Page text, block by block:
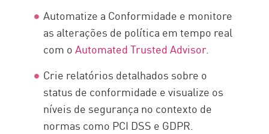
Automatize a Conformidade e monitore
as alterações de política em tempo real
com oAutomated Trusted Advisor.
Crie relatórios detalhados sobre o
status de conformidade e visualize os
níveis de segurança no contexto de
normas como PCI DSS e GDPR.